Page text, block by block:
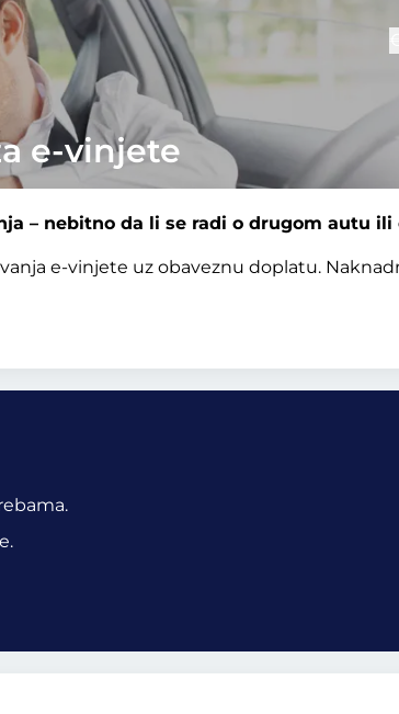
e-vinjete
– nebitno da li se radi o drugom autu ili
e-vinjete uz obaveznu doplatu.